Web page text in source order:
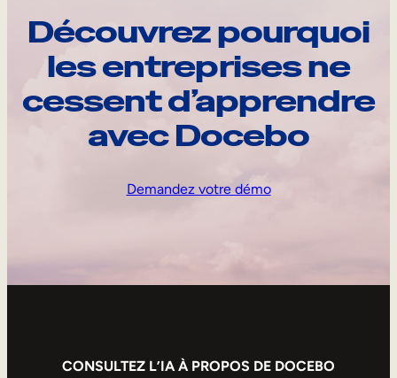
Découvrez pourquoi
les entreprises ne
cessent d’apprendre
avec Docebo
Demandez votre démo
CONSULTEZ L’IA À PROPOS DE DOCEBO